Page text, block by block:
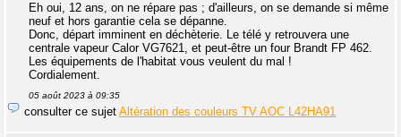
Eh oui, 12 ans, on ne répare pas ; d'ailleurs, on se demande si même
neuf et hors garantie cela se dépanne.
Donc, départ imminent en déchèterie. Le télé y retrouvera une
centrale vapeur Calor VG7621, et peut-être un four Brandt FP 462.
Les équipements de l'habitat vous veulent du mal !
Cordialement.
05 août 2023 à 09:35
consulter ce sujet Altération des couleurs TV AOC L42HA91